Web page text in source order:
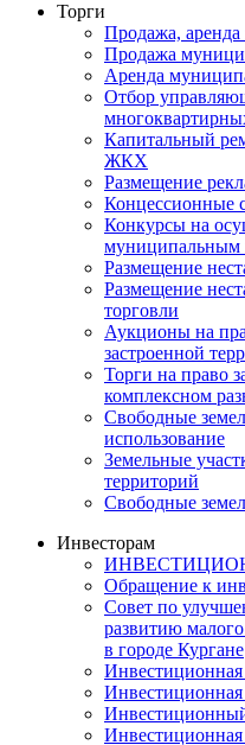
Торги
Продажа, аренда
Продажа
Аренда
Отбор
Капитальный
ЖКХ
Размещение
Концессионные
Конкурсы на
муниципальным
Размещение
Размещение
торговли
Аукционы на
застроенной
Торги на право
комплексном
Свободные
использование
Земельные
территорий
Свободные
Инвесторам
Обращение к
Совет по
развитию
в городе Кургане
Инвестиционная
Инвестиционная
Инвестиционная